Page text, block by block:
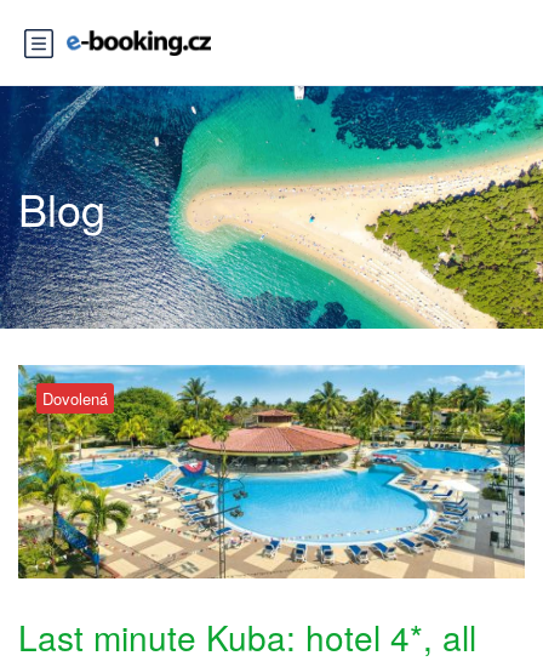
Blog
Dovolená
Last minute Kuba: hotel 4*, all